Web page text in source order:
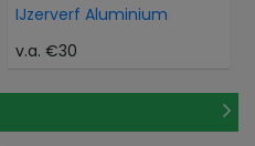
IJzerverf Aluminium
v.a. €30